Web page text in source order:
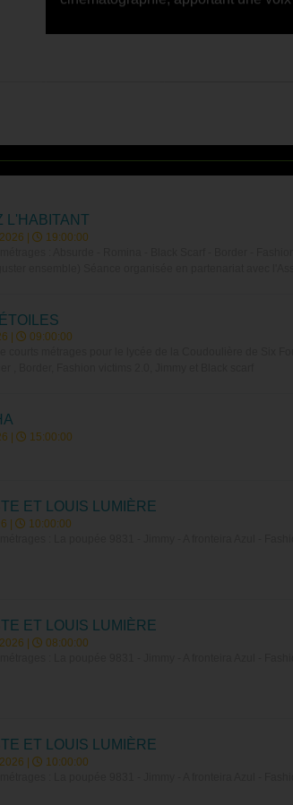
L'HABITANT
|
19:00:00
|
09:00:00
| 15:00:00
ET LOUIS LUMIÈRE
|
10:00:00
ET LOUIS LUMIÈRE
|
08:00:00
ET LOUIS LUMIÈRE
|
10:00:00